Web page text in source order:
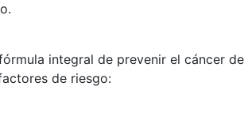
integral de prevenir el cáncer
de riesgo: